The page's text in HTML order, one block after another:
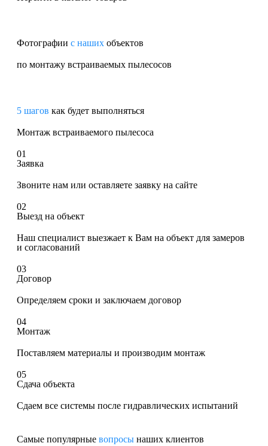
Фотографии с наших объектов
по монтажу встраиваемых пылесосов
5 шагов как будет выполняться
Монтаж встраиваемого пылесоса
01
Заявка
Звоните нам или оставляете заявку на сайте
02
Выезд на объект
Наш специалист выезжает к Вам на объект для замеров
и согласований
03
Договор
Определяем сроки и заключаем договор
04
Монтаж
Поставляем материалы и производим монтаж
05
Сдача объекта
Сдаем все системы после гидравлических испытаний
Самые популярные вопросы наших клиентов